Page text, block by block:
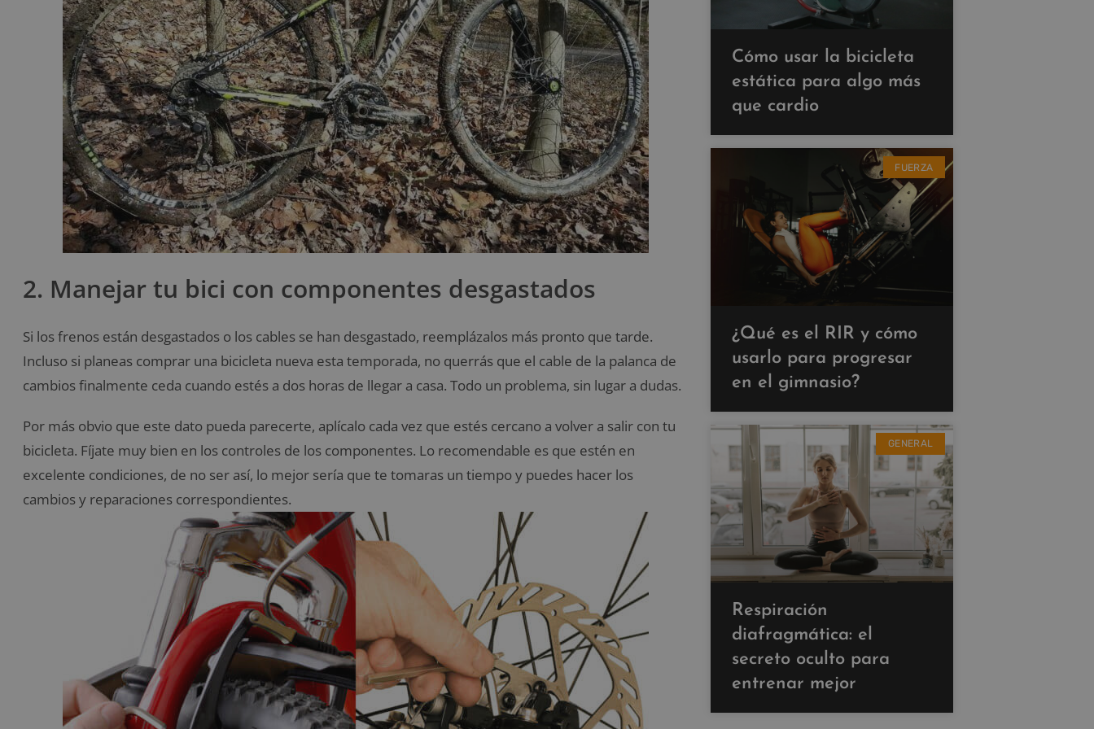
2. Manejar tu bici con componentes desgastados
Si los frenos están desgastados o los cables se han desgastado, reemplázalos más pronto que tarde.
Incluso si planeas comprar una bicicleta nueva esta temporada, no querrás que el cable de la palanca de
cambios finalmente ceda cuando estés a dos horas de llegar a casa. Todo un problema, sin lugar a dudas.
Por más obvio que este dato pueda parecerte, aplícalo cada vez que estés cercano a volver a salir con tu
bicicleta. Fíjate muy bien en los controles de los componentes. Lo recomendable es que estén en
excelente condiciones, de no ser así, lo mejor sería que te tomaras un tiempo y puedes hacer los
cambios y reparaciones correspondientes.
Cómo usar la bicicleta
estática para algo más
que cardio
FUERZA
¿Qué es el RIR y cómo
usarlo para progresar
en el gimnasio?
GENERAL
Respiración
diafragmática: el
secreto oculto para
entrenar mejor